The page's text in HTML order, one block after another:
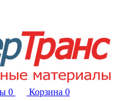
0 Корзина 0